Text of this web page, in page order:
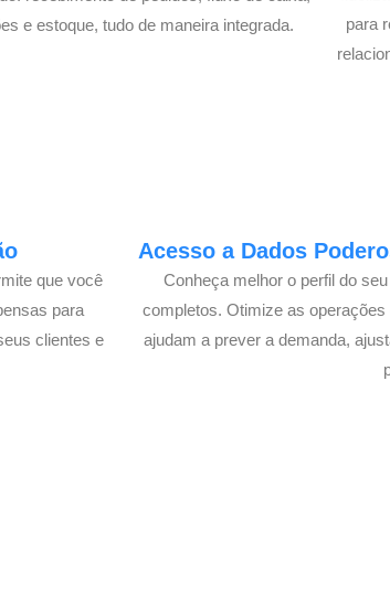
e estoque, tudo de maneira integrada.
para
que você
para
clientes e
Acesso a Dados
Conheça melhor o perfil do
completos. Otimize as
ajudam a prever a demanda,